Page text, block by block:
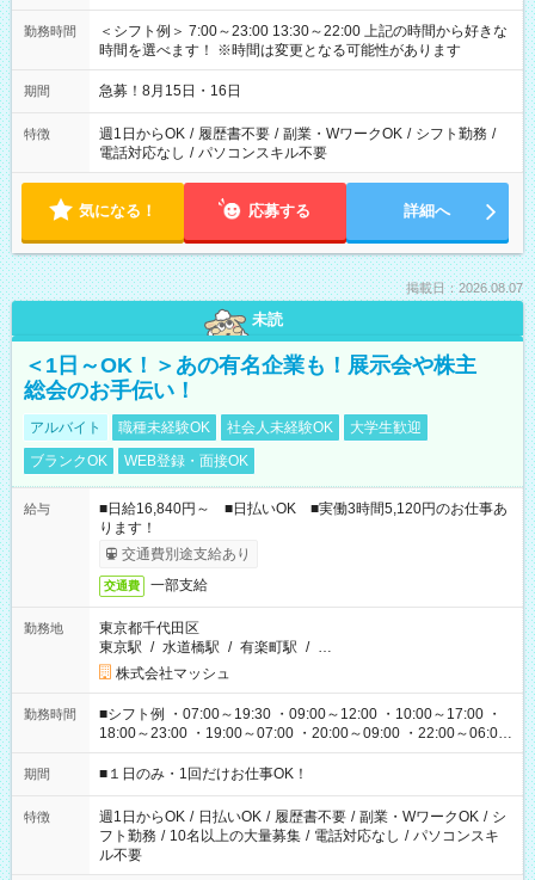
勤務時間
＜シフト例＞ 7:00～23:00 13:30～22:00 上記の時間から好きな
時間を選べます！ ※時間は変更となる可能性があります
期間 急募！8月15日・16日
特徴 週1日からOK / 履歴書不要 / 副業・WワークOK / シフト勤務 /
電話対応なし / パソコンスキル不要
気になる！ 応募する 詳細へ
掲載日：2026.08.07
未読
＜1日～OK！＞あの有名企業も！展示会や株主
総会のお手伝い！
アルバイト 職種未経験OK 社会人未経験OK
大学生歓迎
ブランクOK
WEB登録・面接OK
給与
■日給16,840円～ ■日払いOK ■実働3時間5,120円のお仕事あ
ります！
交通費別途支給あり
交通費 一部支給
勤務地
東京都千代田区
東京駅 / 水道橋駅 / 有楽町駅 / …
株式会社マッシュ
勤務時間
■シフト例 ・07:00～19:30 ・09:00～12:00 ・10:00～17:00 ・
18:00～23:00 ・19:00～07:00 ・20:00～09:00 ・22:00～06:00
etc ★最短で3時間で5,120円のお仕事から 15時間で2万円近く稼
げるお仕事も！ ご希望のお時間に合わせてご紹介！ ※シフトは
ください！
期間 ■１日のみ・1回だけお仕事OK！
特徴 週1日からOK / 日払いOK / 履歴書不要 / 副業・WワークOK / シ
フト勤務 / 10名以上の大量募集 / 電話対応なし / パソコンスキ
ル不要